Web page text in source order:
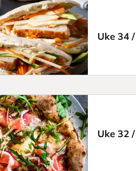
Uke 34 /
Uke 32 /